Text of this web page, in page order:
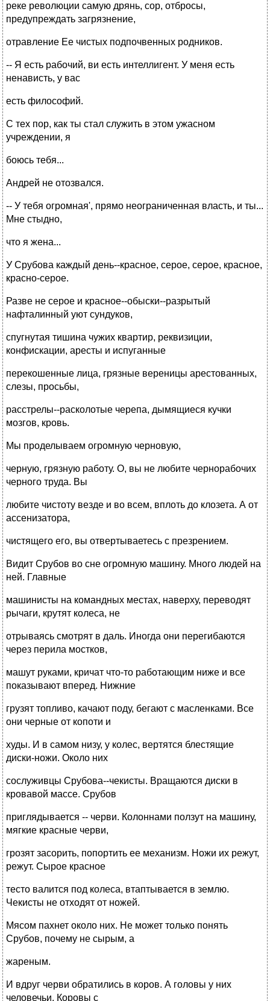
реке революции самую дрянь, сор, отбросы,
предупреждать загрязнение,
отравление Ее чистых подпочвенных родников.
-- Я есть рабочий, ви есть интеллигент. У меня есть
ненависть, у вас
есть философий.
С тех пор, как ты стал служить в этом ужасном
учреждении, я
боюсь тебя...
Андрей не отозвался.
-- У тебя огромная', прямо неограниченная власть, и ты...
Мне стыдно,
что я жена...
У Срубова каждый день--красное, серое, серое, красное,
красно-серое.
Разве не серое и красное--обыски--разрытый
нафталинный уют сундуков,
спугнутая тишина чужих квартир, реквизиции,
конфискации, аресты и испуганные
перекошенные лица, грязные вереницы арестованных,
слезы, просьбы,
расстрелы--расколотые черепа, дымящиеся кучки
мозгов, кровь.
Мы проделываем огромную черновую,
черную, грязную работу. О, вы не любите чернорабочих
черного труда. Вы
любите чистоту везде и во всем, вплоть до клозета. А от
ассенизатора,
чистящего его, вы отвертываетесь с презрением.
Видит Срубов во сне огромную машину. Много людей на
ней. Главные
машинисты на командных местах, наверху, переводят
рычаги, крутят колеса, не
отрываясь смотрят в даль. Иногда они перегибаются
через перила мостков,
машут руками, кричат что-то работающим ниже и все
показывают вперед. Нижние
грузят топливо, качают поду, бегают с масленками. Все
они черные от копоти и
худы. И в самом низу, у колес, вертятся блестящие
диски-ножи. Около них
сослуживцы Срубова--чекисты. Вращаются диски в
кровавой массе. Срубов
приглядывается -- черви. Колоннами ползут на машину,
мягкие красные черви,
грозят засорить, попортить ее механизм. Ножи их режут,
режут. Сырое красное
тесто валится под колеса, втаптывается в землю.
Чекисты не отходят от ножей.
Мясом пахнет около них. Не может только понять
Срубов, почему не сырым, а
жареным.
И вдруг черви обратились в коров. А головы у них
человечьи. Коровы с